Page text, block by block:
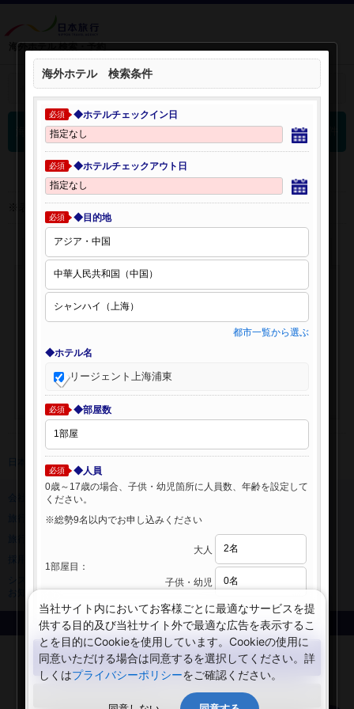
海外ホテル 検索・予約
検索条件を開く：
海外ホテル 検索結果
※表示金額はオンライン予約時の金額です。
日本旅行 トップ
旅行業登録票・約款
規約集
ニュースリリース
サイトマップ
お知らせ
Copyright © NIPPON TRAVEL AGENCY Co.,LTD. All rights reserved.
海外ホテル 検索条件
必須 ◆ホテルチェックイン日
必須 ◆ホテルチェックアウト日
必須 ◆目的地
都市一覧から選ぶ
◆ホテル名
リージェント上海浦東
必須 ◆部屋数
必須
◆人員
0歳～17歳の場合、子供・幼児箇所に人員数、年齢を設定して
ください。
※総勢9名以内でお申し込みください
1部屋目：
大人
子供・幼児
検索する
閉じる
当社サイト内においてお客様ごとに最適なサービスを提
供する目的及び当社サイト外で最適な広告を表示するこ
とを目的にCookieを使用しています。Cookieの使用に
同意いただける場合は同意するを選択してください。詳
しくはプライバシーポリシーをご確認ください。